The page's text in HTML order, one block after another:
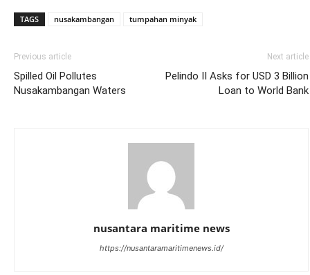
TAGS nusakambangan tumpahan minyak
Previous article
Spilled Oil Pollutes
Nusakambangan Waters
Next article
Pelindo II Asks for USD 3 Billion
Loan to World Bank
nusantara maritime news
https://nusantaramaritimenews.id/